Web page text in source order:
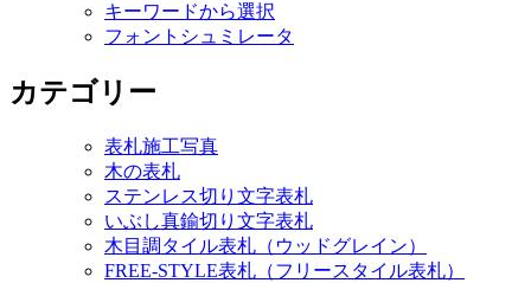
キーワードから選択
フォントシュミレータ
カテゴリー
表札施工写真
木の表札
ステンレス切り文字表札
いぶし真鍮切り文字表札
木目調タイル表札（ウッドグレイン）
FREE-STYLE表札（フリースタイル表札）